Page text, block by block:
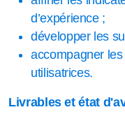
d’expérience ;
développer les
accompagner
utilisatrices.
Livrables et état